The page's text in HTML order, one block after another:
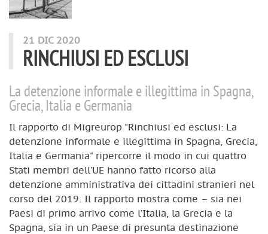
21 DIC 2020
RINCHIUSI ED ESCLUSI
La detenzione informale e illegittima in Spagna,
Grecia, Italia e Germania
Il rapporto di Migreurop "Rinchiusi ed esclusi: La
detenzione informale e illegittima in Spagna, Grecia,
Italia e Germania" ripercorre il modo in cui quattro
Stati membri dell’UE hanno fatto ricorso alla
detenzione amministrativa dei cittadini stranieri nel
corso del 2019. Il rapporto mostra come – sia nei
Paesi di primo arrivo come l’Italia, la Grecia e la
Spagna, sia in un Paese di presunta destinazione